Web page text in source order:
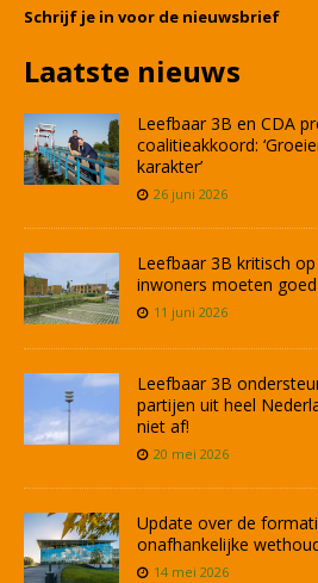
Schrijf je in voor de nieuwsbrief
Laatste nieuws
Leefbaar 3B en CDA
coalitieakkoord:
karakter’
26 juni 2026
Leefbaar 3B kritisch
inwoners moeten
11 juni 2026
Leefbaar 3B
partijen uit heel
niet af!
20 mei 2026
Update over de
onafhankelijke
14 mei 2026